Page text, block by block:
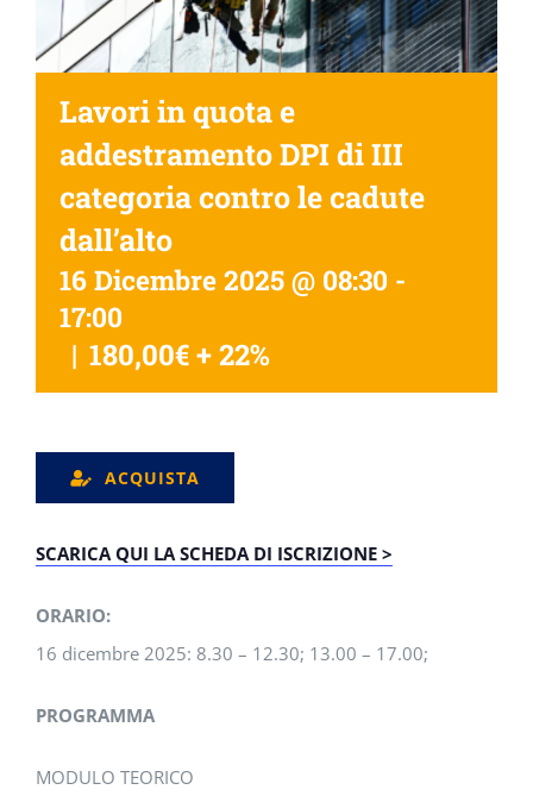
Lavori in quota e
addestramento DPI di III
categoria contro le cadute
dall’alto
16 Dicembre 2025 @ 08:30 -
17:00
| 180,00€ + 22%
ACQUISTA
SCARICA QUI LA SCHEDA DI ISCRIZIONE >
ORARIO:
16 dicembre 2025: 8.30 – 12.30; 13.00 – 17.00;
PROGRAMMA
MODULO TEORICO